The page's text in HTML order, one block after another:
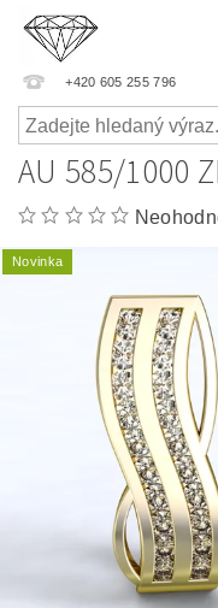
+420 605 255 796
AU 585/1000
Novinka